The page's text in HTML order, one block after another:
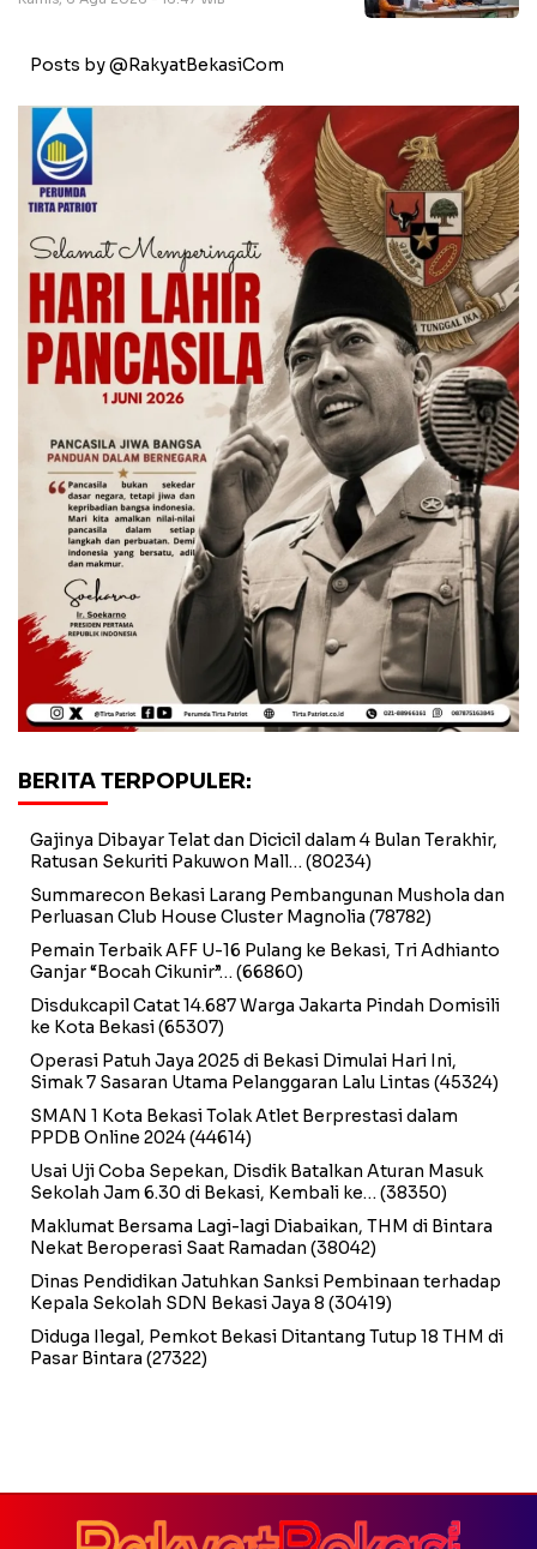
Posts by @RakyatBekasiCom
BERITA TERPOPULER:
Gajinya Dibayar Telat dan Dicicil dalam 4 Bulan Terakhir,
Ratusan Sekuriti Pakuwon Mall… (80234)
Summarecon Bekasi Larang Pembangunan Mushola dan
Perluasan Club House Cluster Magnolia (78782)
Pemain Terbaik AFF U-16 Pulang ke Bekasi, Tri Adhianto
Ganjar “Bocah Cikunir”… (66860)
Disdukcapil Catat 14.687 Warga Jakarta Pindah Domisili
ke Kota Bekasi(65307)
Operasi Patuh Jaya 2025 di Bekasi Dimulai Hari Ini,
Simak 7 Sasaran Utama Pelanggaran Lalu Lintas (45324)
SMAN 1 Kota Bekasi Tolak Atlet Berprestasi dalam
PPDB Online 2024(44614)
Usai Uji Coba Sepekan, Disdik Batalkan Aturan Masuk
Sekolah Jam 6.30 di Bekasi, Kembali ke… (38350)
Maklumat Bersama Lagi-lagi Diabaikan, THM di Bintara
Nekat Beroperasi Saat Ramadan (38042)
Dinas Pendidikan Jatuhkan Sanksi Pembinaan terhadap
Kepala Sekolah SDN Bekasi Jaya 8 (30419)
Diduga Ilegal, Pemkot Bekasi Ditantang Tutup 18 THM di
Pasar Bintara (27322)